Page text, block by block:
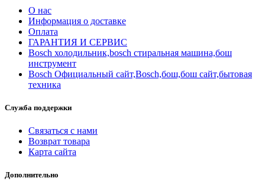
О нас
Информация о доставке
Оплата
ГАРАНТИЯ И СЕРВИС
Bosch холодильник,bosch стиральная машина,бош
инструмент
Bosch Официальный сайт,Bosch,бош,бош сайт,бытовая
техника
Служба поддержки
Связаться с нами
Возврат товара
Карта сайта
Дополнительно